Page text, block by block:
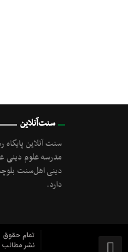
سنت‌آنلاین
سنت آنلاین
مدرسه علوم دینی
دارد.
تمام
نشر مطالب